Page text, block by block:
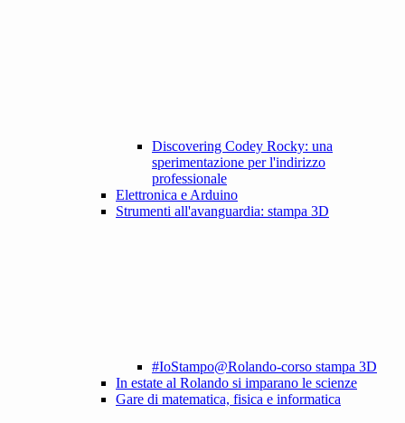
Discovering Codey Rocky: una
sperimentazione per l'indirizzo
professionale
Elettronica e Arduino
Strumenti all'avanguardia: stampa 3D
#IoStampo@Rolando-corso stampa 3D
In estate al Rolando si imparano le scienze
Gare di matematica, fisica e informatica